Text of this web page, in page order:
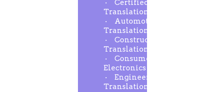
Certified
Translation
Automotive
Translation
Construction
Translation
Consumer
Electronics
Engineering
Translation